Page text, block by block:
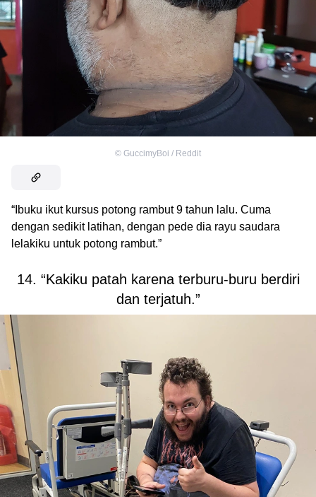
© GuccimyBoi / Reddit
“Ibuku ikut kursus potong rambut 9 tahun lalu. Cuma
dengan sedikit latihan, dengan pede dia rayu saudara
lelakiku untuk potong rambut.”
14. “Kakiku patah karena terburu-buru berdiri
dan terjatuh.”